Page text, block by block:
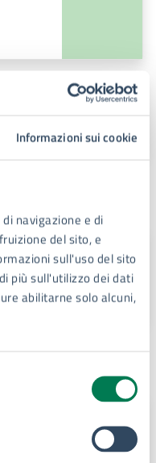
Informazioni sui cookie
navigazione e di
del sito, e
sull'uso del sito
più sull'utilizzo dei dati
abilitarne solo alcuni,